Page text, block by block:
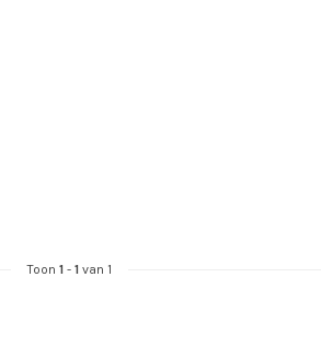
Toon 1- 1van 1